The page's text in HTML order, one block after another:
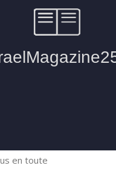
en toute